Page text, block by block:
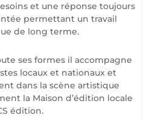
et une réponse toujours
permettant un travail
de long terme.
ses formes il accompagne
locaux et nationaux et
dans la scène artistique
la Maison d’édition locale
édition.